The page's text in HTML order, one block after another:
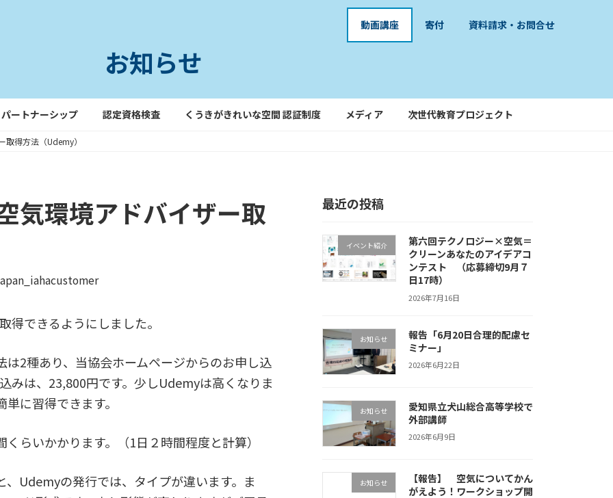
動画講座 寄付 資料請求・お問合せ
お知らせ
パートナーシップ 認定資格検査 くうきがきれいな空間 認証制度 メディア 次世代教育プロジェクト
得方法（Udemy）
気環境アドバイザー取
できるようにしました。
2種あり、当協会ホームページからのお申し込
みは、23,800円です。少しUdemyは高くなりま
に習得できます。
らいかかります。（1日２時間程度と計算）
Udemyの発行では、タイプが違います。ま
最近の投稿
イベント紹介
第六回テクノロジー×空気＝
クリーンあなたのアイデアコ
ンテスト （応募締切9月７
日17時）
2026年7月16日
お知らせ
報告「6月20日合理的配慮セ
ミナー」
2026年6月22日
お知らせ
愛知県立犬山総合高等学校で
外部講師
2026年6月9日
お知らせ
【報告】 空気についてかん
がえよう！ワークショップ開